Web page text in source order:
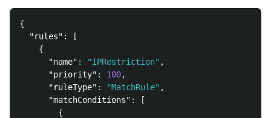
{
"rules" :
[
{
"name" : "IPRestriction" ,
"priority" : 100,
"ruleType" : "MatchRule" ,
"matchConditions" :
[
{